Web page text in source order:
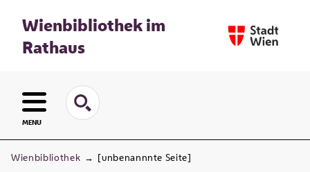
Wienbibliothek im
Rathaus
MENU
Wienbibliothek → [unbenannnte Seite]